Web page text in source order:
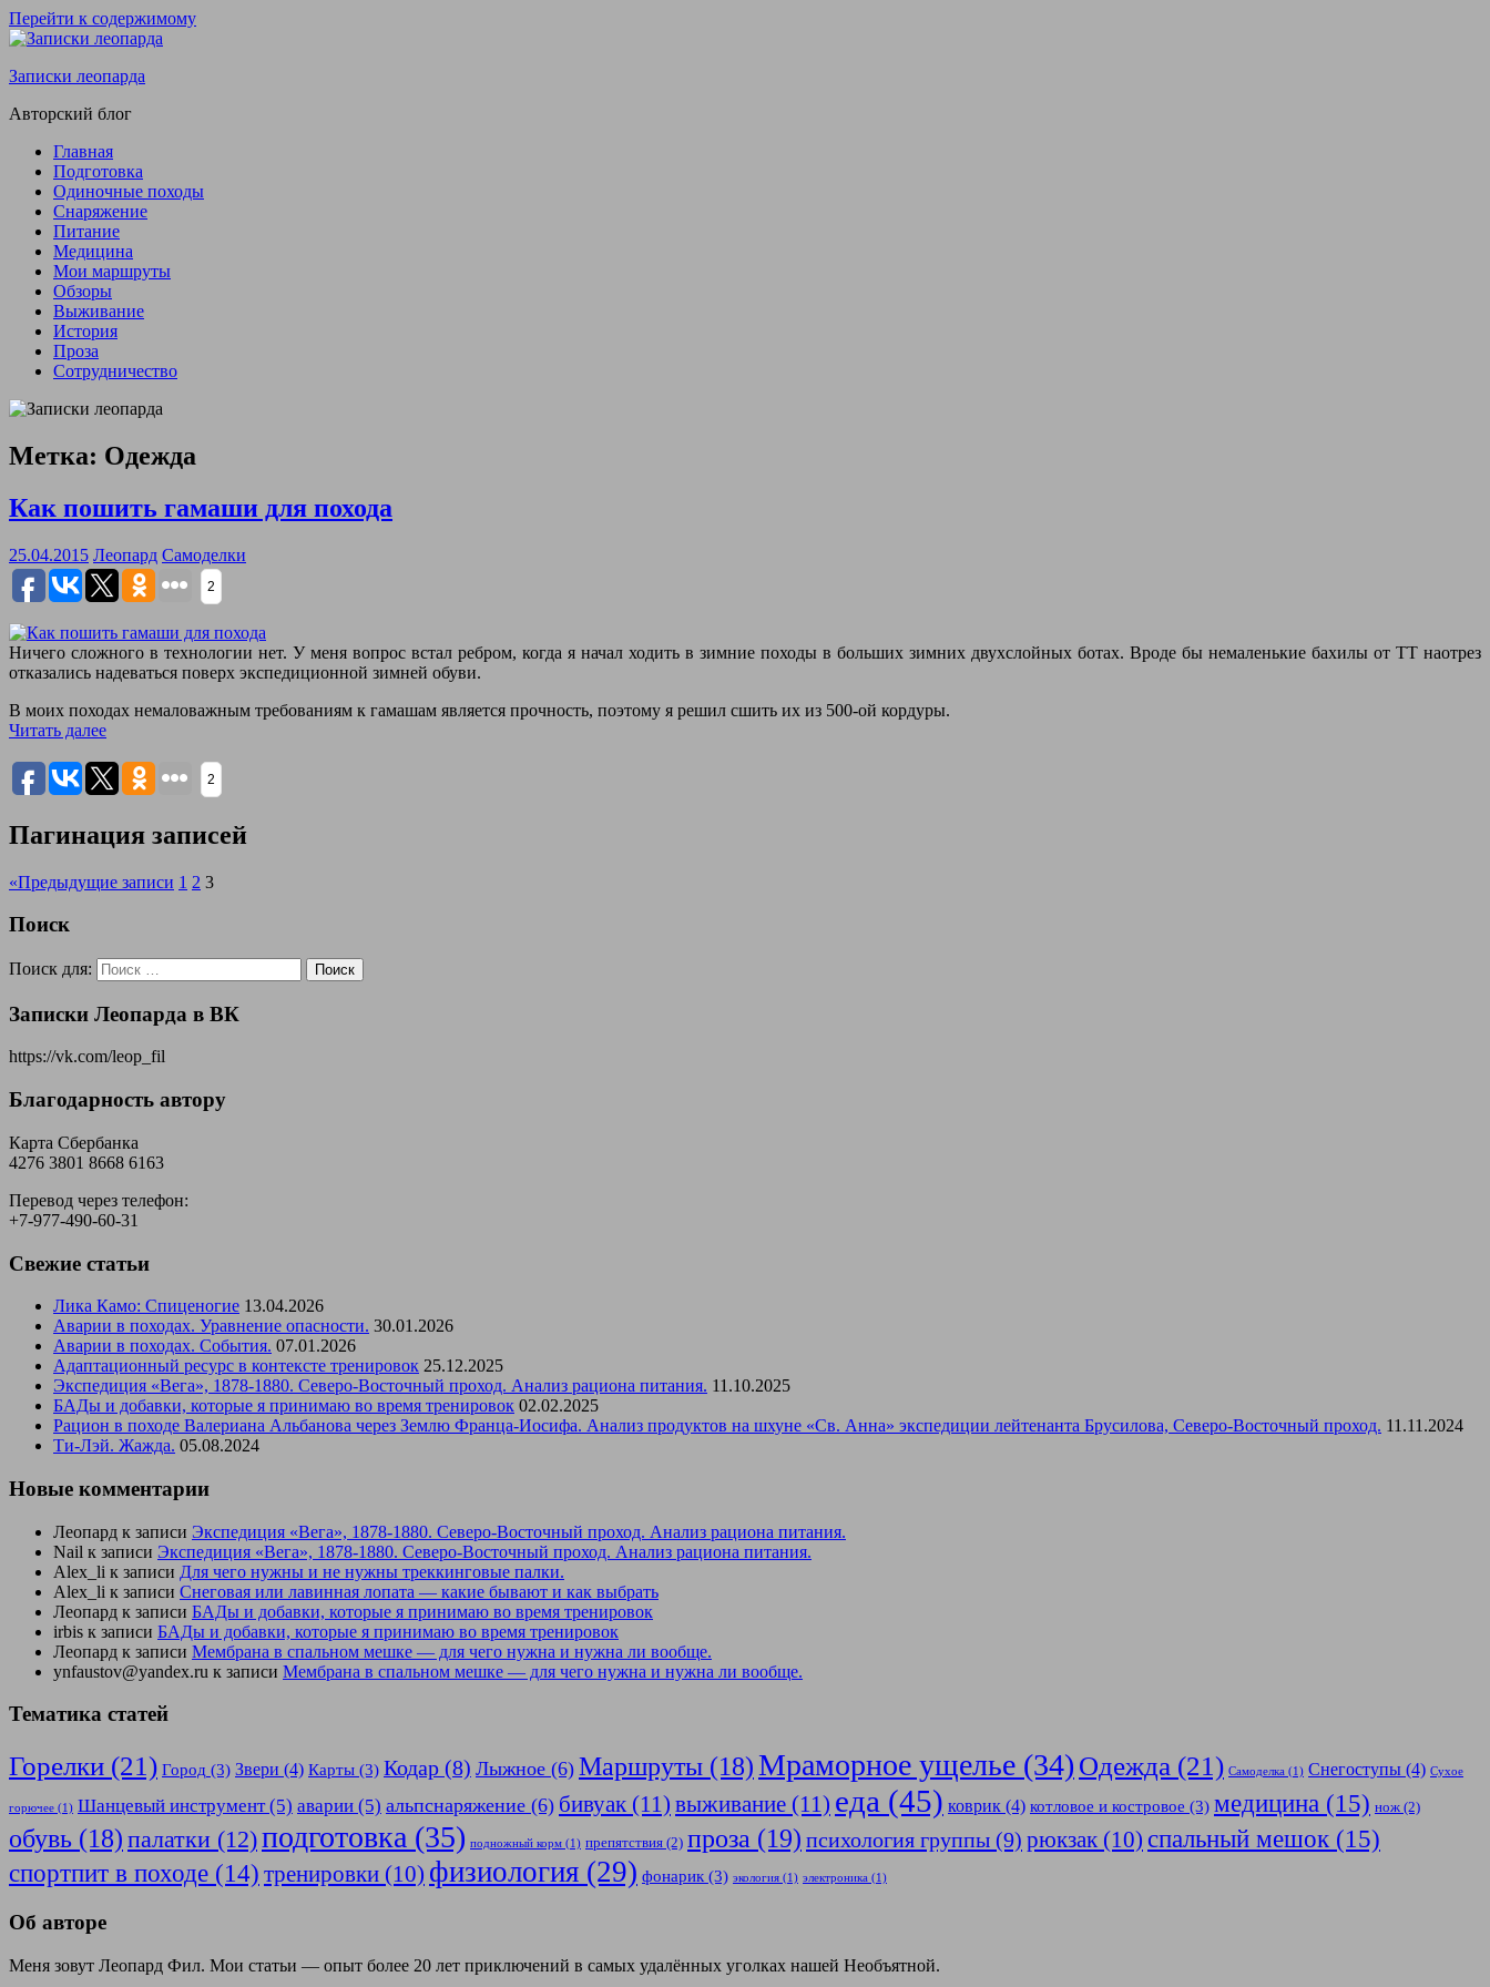
Перейти к содержимому
Записки леопарда
Авторский блог
Главная
Подготовка
Одиночные походы
Снаряжение
Питание
Медицина
Мои маршруты
Обзоры
Выживание
История
Проза
Сотрудничество
Метка: Одежда
Как пошить гамаши для похода
25.04.2015 Леопард Самоделки
2
Ничего сложного в технологии нет. У меня вопрос встал ребром, когда я начал ходить в зимние походы в больших зимних двухслойных ботах. Вроде бы немаленькие бахилы от ТТ наотрез
отказались надеваться поверх экспедиционной зимней обуви.
В моих походах немаловажным требованиям к гамашам является прочность, поэтому я решил сшить их из 500-ой кордуры.
Читать далее
2
Пагинация записей
«Предыдущие записи 1 2 3
Поиск
Поиск для: Поиск
Записки Леопарда в ВК
https://vk.com/leop_fil
Благодарность автору
Карта Сбербанка
4276 3801 8668 6163
Перевод через телефон:
+7-977-490-60-31
Свежие статьи
Лика Камо: Спиценогие 13.04.2026
Аварии в походах. Уравнение опасности. 30.01.2026
Аварии в походах. События. 07.01.2026
Адаптационный ресурс в контексте тренировок 25.12.2025
Экспедиция «Вега», 1878-1880. Северо-Восточный проход. Анализ рациона питания. 11.10.2025
БАДы и добавки, которые я принимаю во время тренировок 02.02.2025
Рацион в походе Валериана Альбанова через Землю Франца-Иосифа. Анализ продуктов на шхуне «Св. Анна» экспедиции лейтенанта Брусилова, Северо-Восточный проход. 11.11.2024
Ти-Лэй. Жажда. 05.08.2024
Новые комментарии
Леопард к записи Экспедиция «Вега», 1878-1880. Северо-Восточный проход. Анализ рациона питания.
Nail к записи Экспедиция «Вега», 1878-1880. Северо-Восточный проход. Анализ рациона питания.
Alex_li к записи Для чего нужны и не нужны треккинговые палки.
Alex_li к записи Снеговая или лавинная лопата — какие бывают и как выбрать
Леопард к записи БАДы и добавки, которые я принимаю во время тренировок
irbis к записи БАДы и добавки, которые я принимаю во время тренировок
Леопард к записи Мембрана в спальном мешке — для чего нужна и нужна ли вообще.
ynfaustov@yandex.ru к записи Мембрана в спальном мешке — для чего нужна и нужна ли вообще.
Тематика статей
Горелки (21) Город (3) Звери (4) Карты (3) Кодар (8) Лыжное (6) Маршруты (18)Мраморное ущелье (34) Одежда (21) Самоделка (1) Снегоступы (4) Сухое
горючее (1) Шанцевый инструмент(5) аварии (5) альпснаряжение (6) бивуак (11) выживание (11) еда (45) коврик (4) котловое и костровое (3) медицина (15) нож (2)
обувь (18) палатки (12)подготовка (35) подножный корм (1) препятствия (2) проза (19) психология группы (9) рюкзак (10) спальный мешок (15)
спортпит в походе (14) тренировки (10) физиология (29) фонарик (3) экология (1) электроника (1)
Об авторе
Меня зовут Леопард Фил. Мои статьи — опыт более 20 лет приключений в самых удалённых уголках нашей Необъятной.